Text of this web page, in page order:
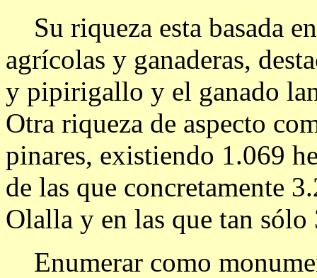
Su riqueza esta basada
agrícolas y ganaderas,
y pipirigallo y el ganado
Otra riqueza de aspecto
pinares, existiendo 1.069
de las que concretamente
Olalla y en las que tan sólo
Enumerar como